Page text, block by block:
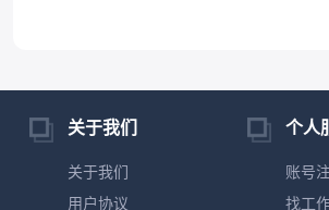
关于我们
关于我们
用户协议
个人
账号
找工